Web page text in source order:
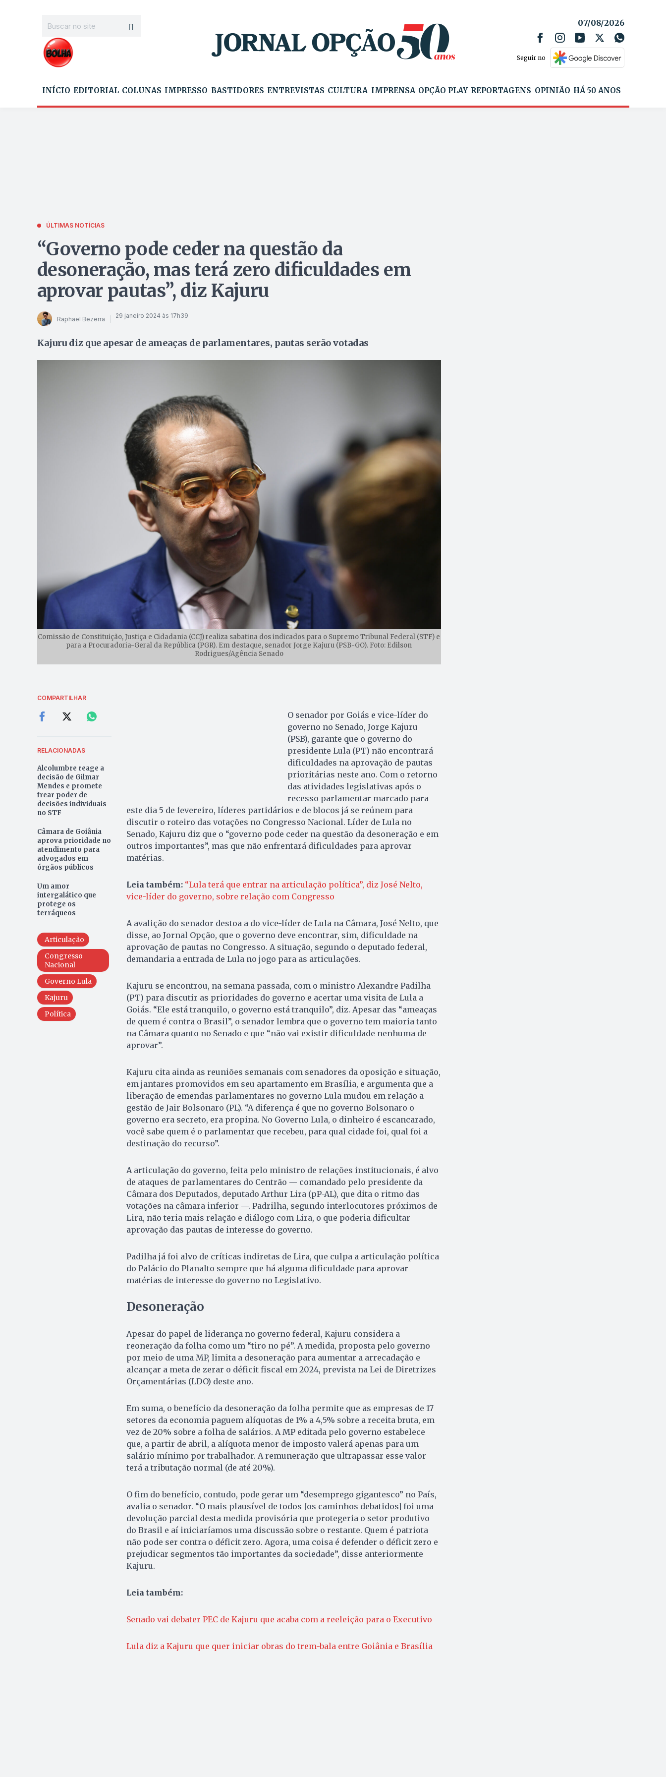
07/08/2026
Seguir no
INÍCIO EDITORIAL COLUNAS IMPRESSO BASTIDORES ENTREVISTAS CULTURA IMPRENSA OPÇÃO PLAY REPORTAGENS OPINIÃO HÁ 50 ANOS
ÚLTIMAS NOTÍCIAS
“Governo pode ceder na questão da
desoneração, mas terá zero dificuldades em
aprovar pautas”, diz Kajuru
Raphael Bezerra 29 janeiro 2024 às 17h39
Kajuru diz que apesar de ameaças de parlamentares, pautas serão votadas
Comissão de Constituição, Justiça e Cidadania (CCJ) realiza sabatina dos indicados para o Supremo Tribunal Federal (STF) e
para a Procuradoria-Geral da República (PGR). Em destaque, senador Jorge Kajuru (PSB-GO). Foto: Edilson
Rodrigues/Agência Senado
COMPARTILHAR
RELACIONADAS
Alcolumbre reage a
decisão de Gilmar
Mendes e promete
frear poder de
decisões individuais
no STF
Câmara de Goiânia
aprova prioridade no
atendimento para
advogados em
órgãos públicos
Um amor
intergalático que
protege os
terráqueos
Articulação
Congresso
Nacional
Governo Lula
Kajuru
Política
O senador por Goiás e vice-líder do
governo no Senado, Jorge Kajuru
(PSB), garante que o governo do
presidente Lula (PT) não encontrará
dificuldades na aprovação de pautas
prioritárias neste ano. Com o retorno
das atividades legislativas após o
recesso parlamentar marcado para
este dia 5 de fevereiro, líderes partidários e de blocos já se reúnem para
discutir o roteiro das votações no Congresso Nacional. Líder de Lula no
Senado, Kajuru diz que o “governo pode ceder na questão da desoneração e em
outros importantes”, mas que não enfrentará dificuldades para aprovar
matérias.
Leia também: “Lula terá que entrar na articulação política”, diz José Nelto,
vice-líder do governo, sobre relação com Congresso
A avalição do senador destoa a do vice-líder de Lula na Câmara, José Nelto, que
disse, ao Jornal Opção, que o governo deve encontrar, sim, dificuldade na
aprovação de pautas no Congresso. A situação, segundo o deputado federal,
demandaria a entrada de Lula no jogo para as articulações.
Kajuru se encontrou, na semana passada, com o ministro Alexandre Padilha
(PT) para discutir as prioridades do governo e acertar uma visita de Lula a
Goiás. “Ele está tranquilo, o governo está tranquilo”, diz. Apesar das “ameaças
de quem é contra o Brasil”, o senador lembra que o governo tem maioria tanto
na Câmara quanto no Senado e que “não vai existir dificuldade nenhuma de
aprovar”.
Kajuru cita ainda as reuniões semanais com senadores da oposição e situação,
em jantares promovidos em seu apartamento em Brasília, e argumenta que a
liberação de emendas parlamentares no governo Lula mudou em relação a
gestão de Jair Bolsonaro (PL). “A diferença é que no governo Bolsonaro o
governo era secreto, era propina. No Governo Lula, o dinheiro é escancarado,
você sabe quem é o parlamentar que recebeu, para qual cidade foi, qual foi a
destinação do recurso”.
A articulação do governo, feita pelo ministro de relações institucionais, é alvo
de ataques de parlamentares do Centrão — comandado pelo presidente da
Câmara dos Deputados, deputado Arthur Lira (pP-AL), que dita o ritmo das
votações na câmara inferior —. Padrilha, segundo interlocutores próximos de
Lira, não teria mais relação e diálogo com Lira, o que poderia dificultar
aprovação das pautas de interesse do governo.
Padilha já foi alvo de críticas indiretas de Lira, que culpa a articulação política
do Palácio do Planalto sempre que há alguma dificuldade para aprovar
matérias de interesse do governo no Legislativo.
Desoneração
Apesar do papel de liderança no governo federal, Kajuru considera a
reoneração da folha como um “tiro no pé”. A medida, proposta pelo governo
por meio de uma MP, limita a desoneração para aumentar a arrecadação e
alcançar a meta de zerar o déficit fiscal em 2024, prevista na Lei de Diretrizes
Orçamentárias (LDO) deste ano.
Em suma, o benefício da desoneração da folha permite que as empresas de 17
setores da economia paguem alíquotas de 1% a 4,5% sobre a receita bruta, em
vez de 20% sobre a folha de salários. A MP editada pelo governo estabelece
que, a partir de abril, a alíquota menor de imposto valerá apenas para um
salário mínimo por trabalhador. A remuneração que ultrapassar esse valor
terá a tributação normal (de até 20%).
O fim do benefício, contudo, pode gerar um “desemprego gigantesco” no País,
avalia o senador. “O mais plausível de todos [os caminhos debatidos] foi uma
devolução parcial desta medida provisória que protegeria o setor produtivo
do Brasil e aí iniciaríamos uma discussão sobre o restante. Quem é patriota
não pode ser contra o déficit zero. Agora, uma coisa é defender o déficit zero e
prejudicar segmentos tão importantes da sociedade”, disse anteriormente
Kajuru.
Leia também:
Senado vai debater PEC de Kajuru que acaba com a reeleição para o Executivo
Lula diz a Kajuru que quer iniciar obras do trem-bala entre Goiânia e Brasília